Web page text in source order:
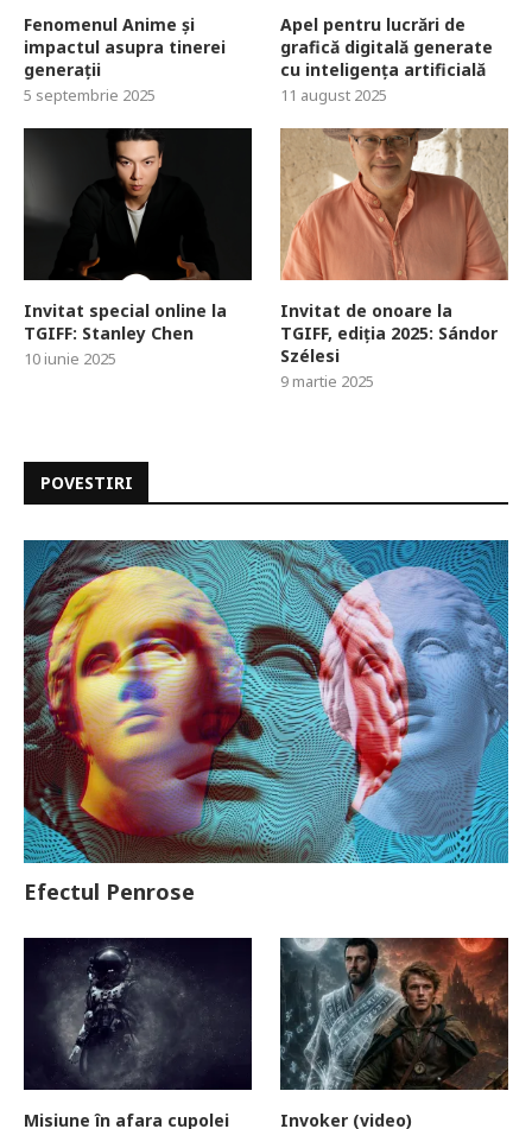
Fenomenul Anime și
impactul asupra tinerei
generații
5 septembrie 2025
Apel pentru lucrări de
grafică digitală generate
cu inteligența artificială
11 august 2025
Invitat special online la
TGIFF: Stanley Chen
10 iunie 2025
Invitat de onoare la
TGIFF, ediția 2025: Sándor
Szélesi
9 martie 2025
POVESTIRI
Efectul Penrose
Misiune în afara cupolei Invoker (video)